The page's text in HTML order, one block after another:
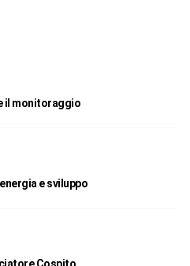
il monitoraggio
e sviluppo